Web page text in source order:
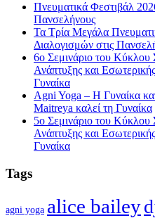
Πνευματικά Φεστιβάλ
Πανσελήνους
Τα Τρία Μεγάλα
Διαλογισμών στις
6ο Σεμινάριο του
Ανάπτυξης και
Γυναίκα
Agni Yoga – Η Γυναίκα
Maitreya καλεί τη Γυναίκα
5ο Σεμινάριο του
Ανάπτυξης και
Γυναίκα
Tags
agni yoga alice bailey